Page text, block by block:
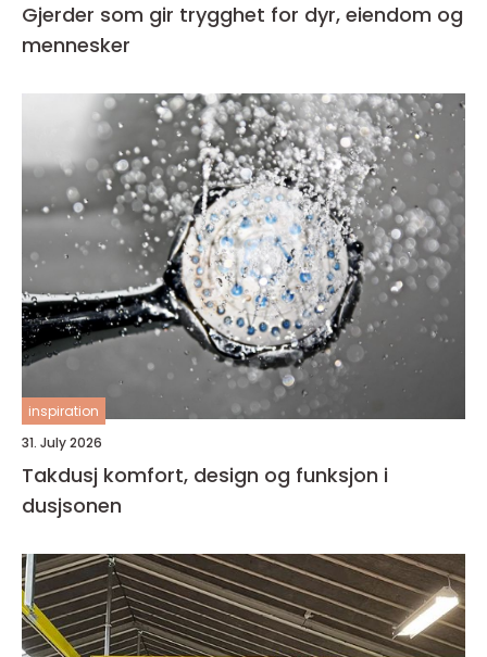
Gjerder som gir trygghet for dyr, eiendom og
mennesker
inspiration
31. July 2026
Takdusj komfort, design og funksjon i
dusjsonen